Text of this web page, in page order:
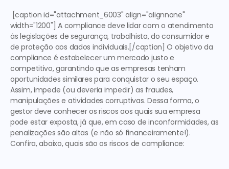
width="1200"] A compliance deve lidar com o atendimento
às legislações de segurança, trabalhista, do consumidor e
de proteção aos dados individuais.[/caption] O objetivo da
compliance é estabelecer um mercado justo e
competitivo, garantindo que as empresas tenham
oportunidades similares para conquistar o seu espaço.
Assim, impede (ou deveria impedir) as fraudes,
manipulações e atividades corruptivas. Dessa forma, o
gestor deve conhecer os riscos aos quais sua empresa
pode estar exposta, já que, em caso de inconformidades, as
penalizações são altas (e não só financeiramente!).
Confira, abaixo, quais são os riscos de compliance: